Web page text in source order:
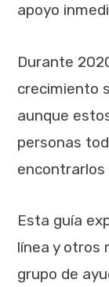
apoyo
Durante
crecimiento
aunque
personas
encontrarlos
Esta guía
línea y otros
grupo de